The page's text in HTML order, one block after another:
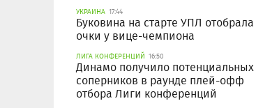
УКРАИНА 17:44
Буковина на старте УПЛ отобрала
очки у вице-чемпиона
ЛИГА КОНФЕРЕНЦИЙ 16:50
Динамо получило потенциальных
соперников в раунде плей-офф
отбора Лиги конференций